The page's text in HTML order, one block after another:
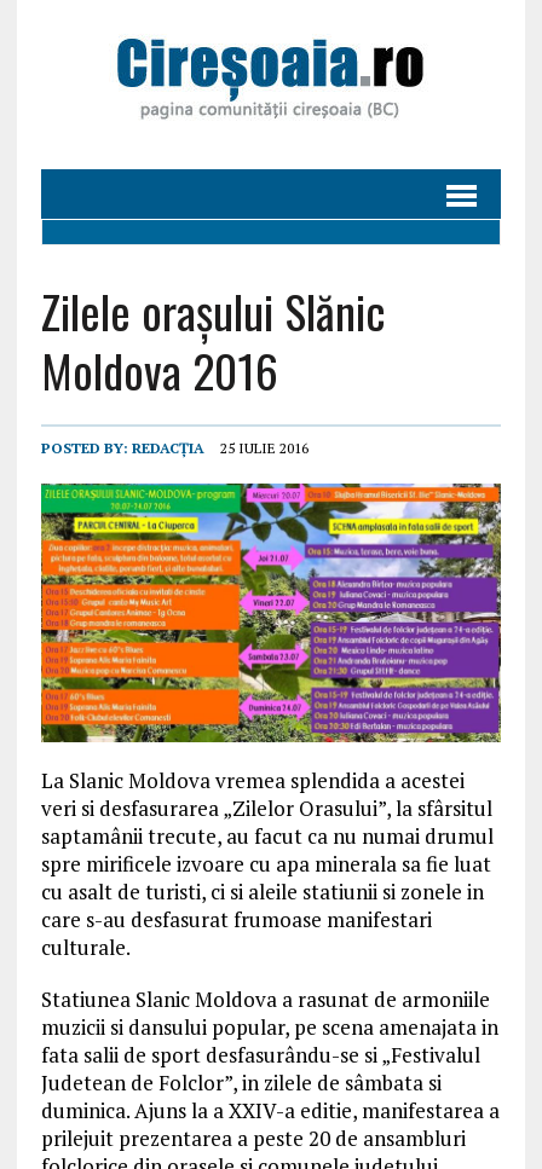
Zilele orașului Slănic
Moldova 2016
POSTED BY: REDACȚIA 25 IULIE 2016
La Slanic Moldova vremea splendida a acestei
veri si desfasurarea „Zilelor Orasului”, la sfârsitul
saptamânii trecute, au facut ca nu numai drumul
spre mirificele izvoare cu apa minerala sa fie luat
cu asalt de turisti, ci si aleile statiunii si zonele in
care s-au desfasurat frumoase manifestari
culturale.
Statiunea Slanic Moldova a rasunat de armoniile
muzicii si dansului popular, pe scena amenajata in
fata salii de sport desfasurându-se si „Festivalul
Judetean de Folclor”, in zilele de sâmbata si
duminica. Ajuns la a XXIV-a editie, manifestarea a
prilejuit prezentarea a peste 20 de ansambluri